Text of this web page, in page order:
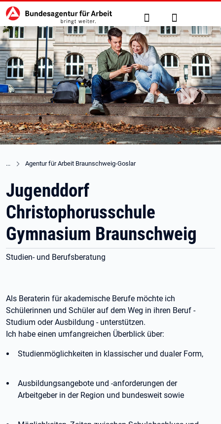
zu den Hauptinhalten springen
Hauptnavigation Suche Anmelden
Agentur für Arbeit Braunschweig-Goslar
Jugenddorf
Christophorusschule
Gymnasium Braunschweig
Studien- und Berufsberatung
Als Beraterin für akademische Berufe möchte ich
Schülerinnen und Schüler auf dem Weg in ihren Beruf -
Studium oder Ausbildung - unterstützen.
Ich habe einen umfangreichen Überblick über:
Studienmöglichkeiten in klassischer und dualer Form,
Ausbildungsangebote und -anforderungen der
Arbeitgeber in der Region und bundesweit sowie